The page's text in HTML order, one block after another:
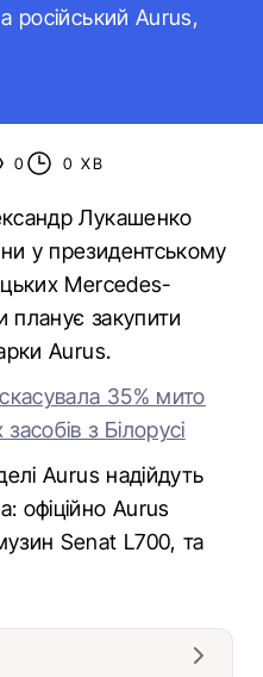
російський Aurus,
0 0 ХВ
Лукашенко
у президентському
Mercedes-
планує закупити
Aurus.
35% мито
з Білорусі
Aurus надійдуть
офіційно Aurus
Senat L700, та